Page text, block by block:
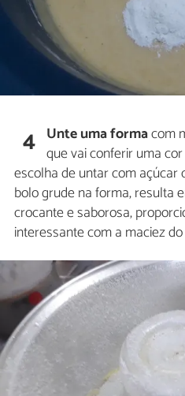
4 Unte uma formacom
que vai conferir uma
escolha de untar com açúcar
bolo grude na forma, resulta
crocante e saborosa,
interessante com a maciez